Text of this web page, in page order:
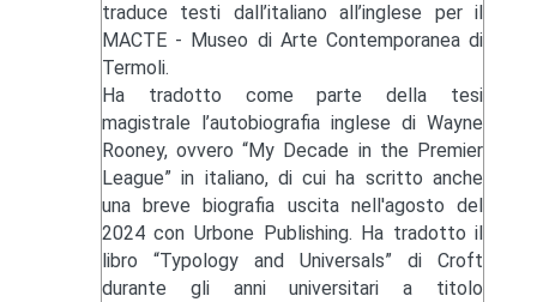
traduce testi dall’italiano all’inglese per il
MACTE - Museo di Arte Contemporanea di
Termoli.
Ha tradotto come parte della tesi
magistrale l’autobiografia inglese di Wayne
Rooney, ovvero “My Decade in the Premier
League” in italiano, di cui ha scritto anche
una breve biografia uscita nell'agosto del
2024 con Urbone Publishing. Ha tradotto il
libro “Typology and Universals” di Croft
durante gli anni universitari a titolo